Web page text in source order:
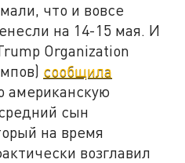
что и вовсе
на 14-15 мая. И
Organization
сообщила
американскую
сын
на время
возглавил